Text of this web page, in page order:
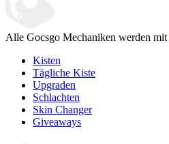
Alle Gocsgo Mechaniken werden mit
Kisten
Tägliche Kiste
Upgraden
Schlachten
Skin Changer
Giveaways